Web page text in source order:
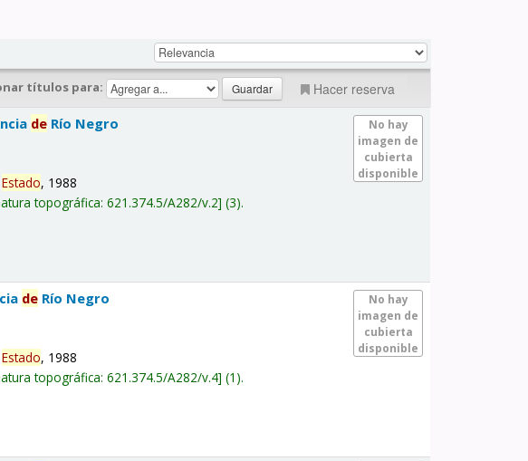
títulos para: Hacer reserva
No hay
imagen de
cubierta
disponible
de Río Negro
Estado, 1988
topográfica:621.374.5/A282/v.2 (3).
No hay
imagen de
cubierta
disponible
de Río Negro
Estado, 1988
topográfica:621.374.5/A282/v.4 (1).